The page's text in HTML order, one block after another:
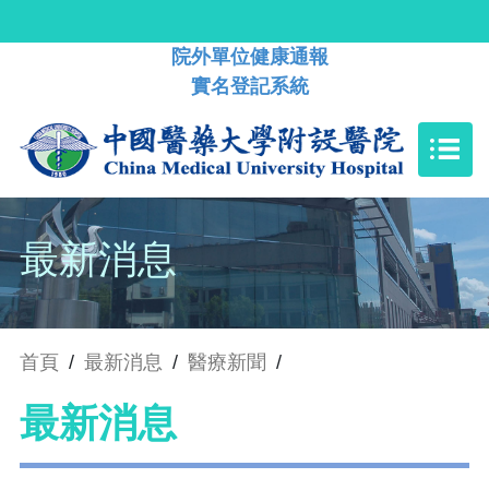
院外單位健康通報
實名登記系統
最新消息
首頁 / 最新消息 / 醫療新聞 /
最新消息